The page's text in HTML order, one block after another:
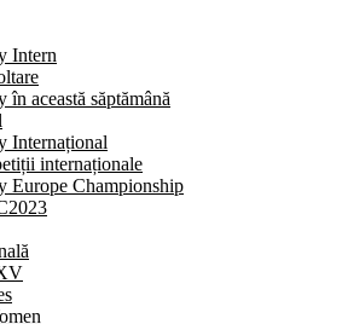
Intern
în această săptămână
Internațional
internaționale
Europe Championship